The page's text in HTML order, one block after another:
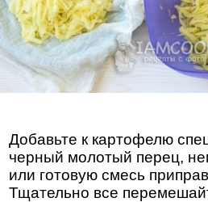
Добавьте к картофелю
черный молотый перец,
или готовую смесь
Тщательно все